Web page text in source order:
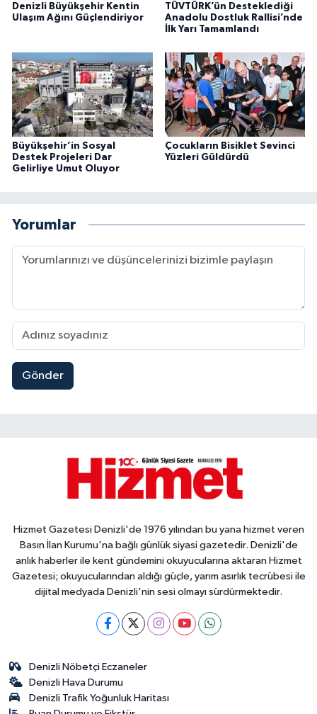
Denizli Büyükşehir Kentin
Ulaşım Ağını Güçlendiriyor
TÜVTÜRK’ün Desteklediği
Anadolu Dostluk Rallisi’nde
İlk Yarı Tamamlandı
Büyükşehir’in Sosyal
Destek Projeleri Dar
Gelirliye Umut Oluyor
Çocukların Bisiklet Sevinci
Yüzleri Güldürdü
Yorumlar
Gönder
Hizmet Gazetesi Denizli'de 1976 yılından bu yana hizmet veren
Basın İlan Kurumu'na bağlı günlük siyasi gazetedir. Denizli'de
anlık haberler ile kent gündemini okuyucularına aktaran Hizmet
Gazetesi; okuyucularından aldığı güçle, yarım asırlık tecrübesi ile
dijital medyada Denizli'nin sesi olmayı sürdürmektedir.
Denizli Nöbetçi Eczaneler
Denizli Hava Durumu
Denizli Trafik Yoğunluk Haritası